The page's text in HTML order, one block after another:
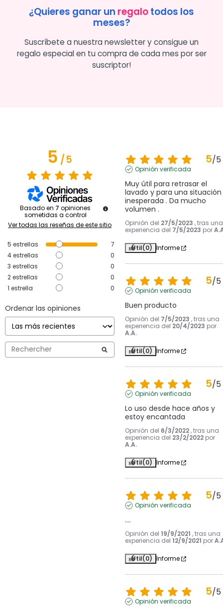
¿Quieres ganar un regalotodos los
meses?
Suscríbete a nuestra newsletter y consigue un
regalo especial en tu compra de cada mes por ser
suscriptor!
5/5
Basado en 7 opiniones
sometidas a control
Ver todas las reseñas de este sitio
5 estrellas
7
4estrellas
0
3 estrellas
0
2estrellas
0
1 estrella 0
Ordenar las opiniones
5/5
Opinión verificada
Muy útil para retrasar el
lavado y para una situación
inesperada . Da mucho
volumen .
Opinión del 27/5/2023 , tras una
experiencia del 7/5/2023 por
Útil(0) Informe
5/5
Opinión verificada
Buen producto
Opinión del 7/5/2023 , tras una
experiencia del 20/4/2023 por
A.A.
Útil(0) Informe
5/5
Opinión verificada
Lo uso desde hace años y
estoy encantada
Opinión del 6/3/2022 , tras una
experiencia del 23/2/2022 por
A.A.
Útil(0) Informe
5/5
Opinión verificada
....
Opinión del 19/9/2021 , tras una
experiencia del 12/9/2021 por
Útil(0) Informe
5/5
Opinión verificada